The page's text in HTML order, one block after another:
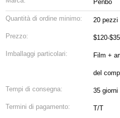
Penbo
Quantità di ordine minimo: 20 pezzi
Prezzo: $120-
Imballaggi particolari: Film +
del
Tempi di consegna: 35 giorni
Termini di pagamento: T/T